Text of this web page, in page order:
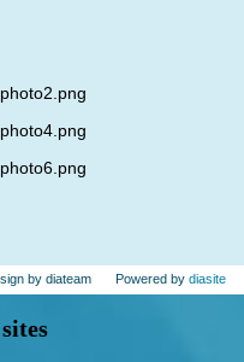
Powered by diasite
by diateam